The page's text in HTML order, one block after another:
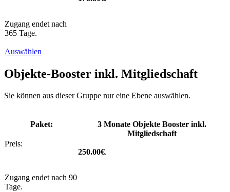
Zugang endet nach
365 Tage.
Auswählen
Objekte-Booster inkl. Mitgliedschaft
Sie können aus dieser Gruppe nur eine Ebene auswählen.
3 Monate Objekte Booster inkl.
Mitgliedschaft
250.00€.
Zugang endet nach 90
Tage.